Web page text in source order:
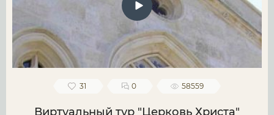
31 0 58559
Виртуальный тур "Церковь Христа"